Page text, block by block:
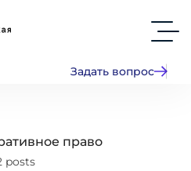
Задать вопрос
право
posts